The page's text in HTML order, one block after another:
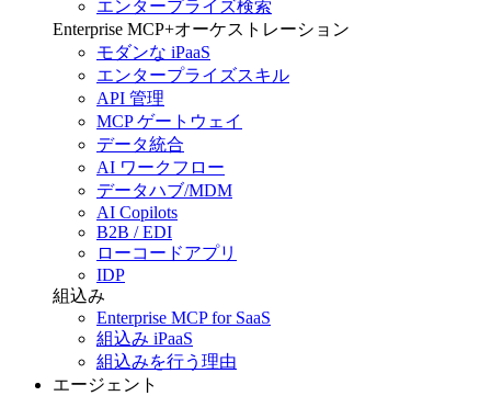
エンタープライズ検索
Enterprise MCP+オーケストレーション
モダンな iPaaS
エンタープライズスキル
API 管理
MCP ゲートウェイ
データ統合
AI ワークフロー
データハブ/MDM
AI Copilots
B2B / EDI
ローコードアプリ
IDP
組込み
Enterprise MCP for SaaS
組込み iPaaS
組込みを行う理由
エージェント